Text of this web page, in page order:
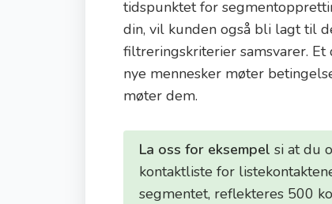
tidspunktet for
din, vil kunden også bli lagt til
filtreringskriterier samsvarer.
nye mennesker møter
møter dem.
La oss for eksempel si at du
kontaktliste for
segmentet, reflekteres 500